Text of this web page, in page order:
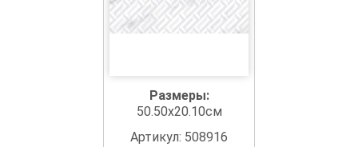
Размеры:
50.50x20.10см
Артикул: 508916